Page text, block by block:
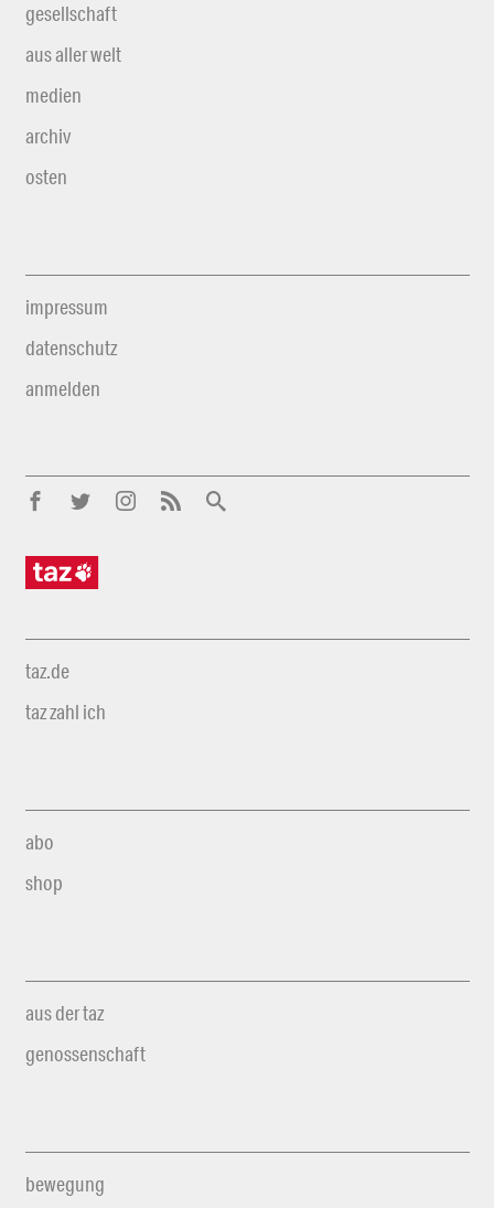
gesellschaft
aus aller welt
medien
archiv
osten
impressum
datenschutz
anmelden
taz.de
taz zahl ich
abo
shop
aus der taz
genossenschaft
bewegung